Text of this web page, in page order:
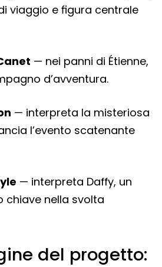
viaggio e figura centrale
— nei panni di Étienne,
d’avventura.
— interpreta la misteriosa
l’evento scatenante
— interpreta Daffy, un
chiave nella svolta
del progetto: